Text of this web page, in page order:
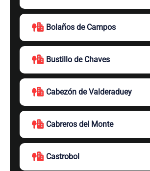
Bolaños de Campos
Bustillo de Chaves
Cabezón de Valderaduey
Cabreros del Monte
Castrobol